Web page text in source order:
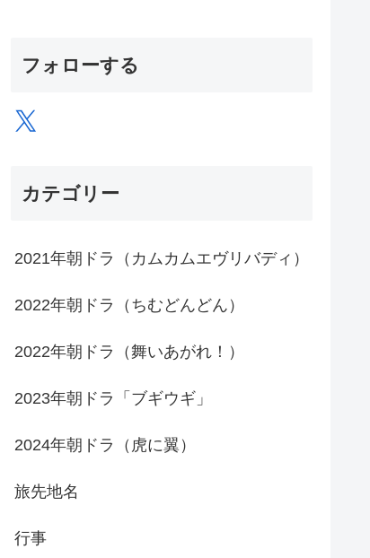
フォローする
X
カテゴリー
2021年朝ドラ（カムカムエヴリバディ）
2022年朝ドラ（ちむどんどん）
2022年朝ドラ（舞いあがれ！）
2023年朝ドラ「ブギウギ」
2024年朝ドラ（虎に翼）
旅先地名
行事